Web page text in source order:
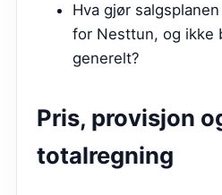
Hva gjør
for Nesttun, og ikke
generelt?
Pris, provisjon
totalregning